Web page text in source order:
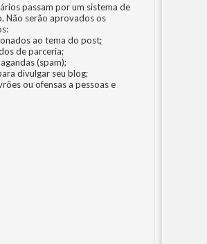
passam por um sistema de
Não serão aprovados os
ao tema do post;
de parceria;
(spam);
divulgar seu blog;
ou ofensas a pessoas e